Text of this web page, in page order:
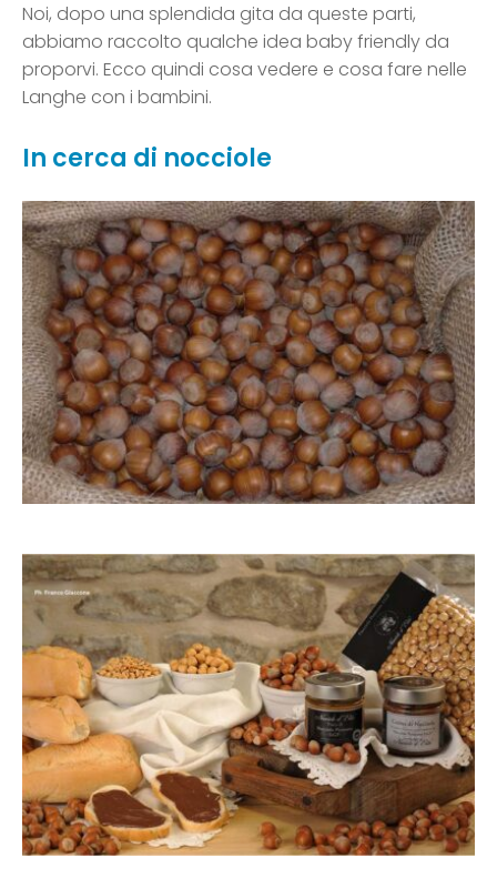
Noi, dopo una splendida gita da queste parti,
abbiamo raccolto qualche idea baby friendly da
proporvi. Ecco quindi cosa vedere e cosa fare nelle
Langhe con i bambini.
In cerca di nocciole